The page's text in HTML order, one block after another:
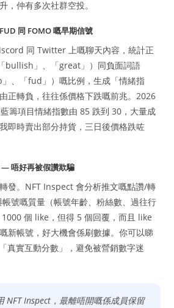
，仲有多次社群空投。
同 FOMO 嘅早期信號
同 Twitter 上嘅聊天內容，統計正
bullish」、「great」）同負面詞語
」、「fud」）嘅比例，生成「情緒指
正轉負，往往係價格下跌嘅前兆。2026
籌項目情緒指數由 85 跌到 30，大量成
即時賣出部分持貨，三日後價格跌咗
唔好再被假讚欺騙
發。NFT Inspect 會分析推文嘅點讚/轉
號嘅質量（帳號年齡、粉絲數、過往行
個 like，但得 5 個回覆，而且 like
新帳號，好大機會係刷數據。你可以睇
真實互動分數」，避免被營銷數字迷
NFT Inspect，最離唔開嘅係成員保留